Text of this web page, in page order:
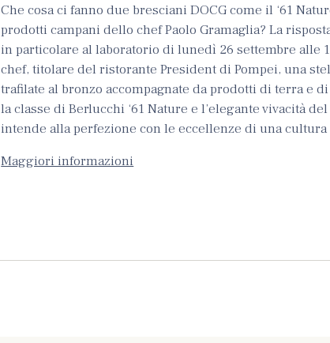
Che cosa ci fanno due bresciani DOCG come il ‘61
prodotti campani dello chef Paolo Gramaglia? La
in particolare al laboratorio di lunedì 26 settembre alle
chef, titolare del ristorante President di Pompei, una
trafilate al bronzo accompagnate da prodotti di terra e
la classe di Berlucchi ‘61 Nature e l’elegante vivacità
intende alla perfezione con le eccellenze di una
Maggiori informazioni